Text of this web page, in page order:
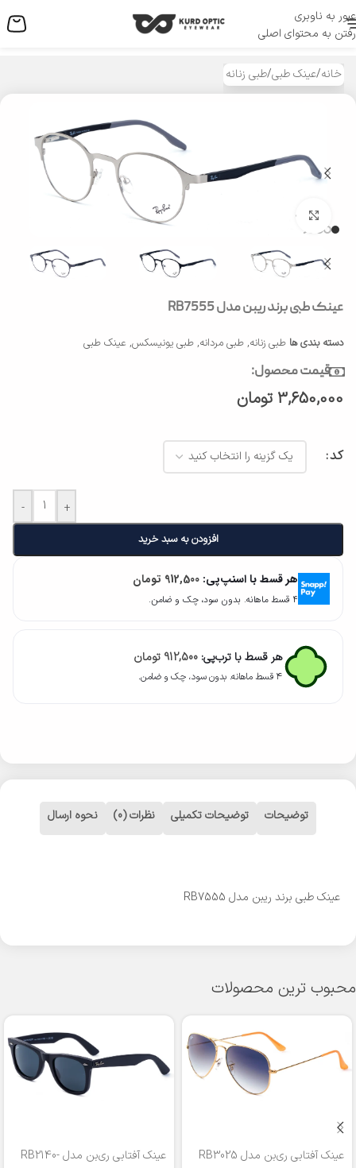
عبور به ناوبری
رفتن به محتوای اصلی
منو
خانه/عینک طبی/طبی زنانه
بزرگنمایی تصویر
عینک طبی برند ریبن مدل RB7555
دسته بندی ها طبی زنانه, طبی مردانه, طبی یونیسکس, عینک طبی
قیمت محصول:
3,650,000 تومان
کد
- +
افزودن به سبد خرید
هر قسط با اسنپ‌پی: 912,500 تومان
۴ قسط ماهانه. بدون سود، چک و ضامن.
هر قسط با ترب‌پی: 912,500 تومان
۴ قسط ماهانه. بدون سود، چک و ضامن.
توضیحات توضیحات تکمیلی نظرات (0) نحوه ارسال
عینک طبی برند ریبن مدل RB7555
محبوب ترین محصولات
عینک آفتابی ری‌بن مدل RB3025
عینک آفتابی ری‌بن مدل RB2140-